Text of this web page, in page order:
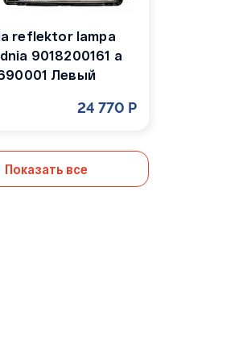
reflektor lampa
9018200161 a
Левый
24 770 Р
Показать все